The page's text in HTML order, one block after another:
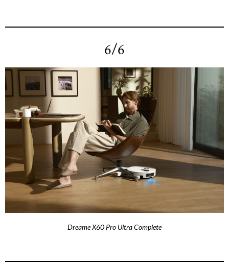
6/6
Dreame X60 Pro Ultra Complete